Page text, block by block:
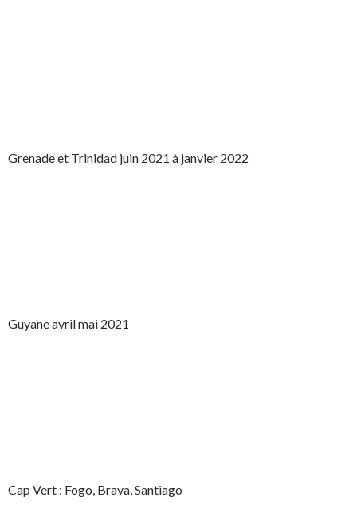
Grenade et Trinidad juin 2021 à janvier 2022
Guyane avril mai 2021
Cap Vert : Fogo, Brava, Santiago